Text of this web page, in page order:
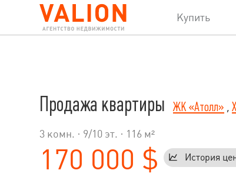
Купить
Продажа квартиры ЖК «Атолл» ,
3 комн. · 9/10 эт. · 116 м²
170 000 $ История